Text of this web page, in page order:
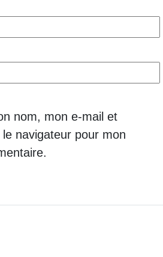
nom, mon e-mail et
navigateur pour mon